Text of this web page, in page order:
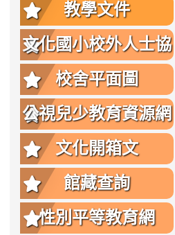
教學文件
文化國小校外人士協
助教學或活動要點
校舍平面圖
公視兒少教育資源網
文化開箱文
館藏查詢
性別平等教育網